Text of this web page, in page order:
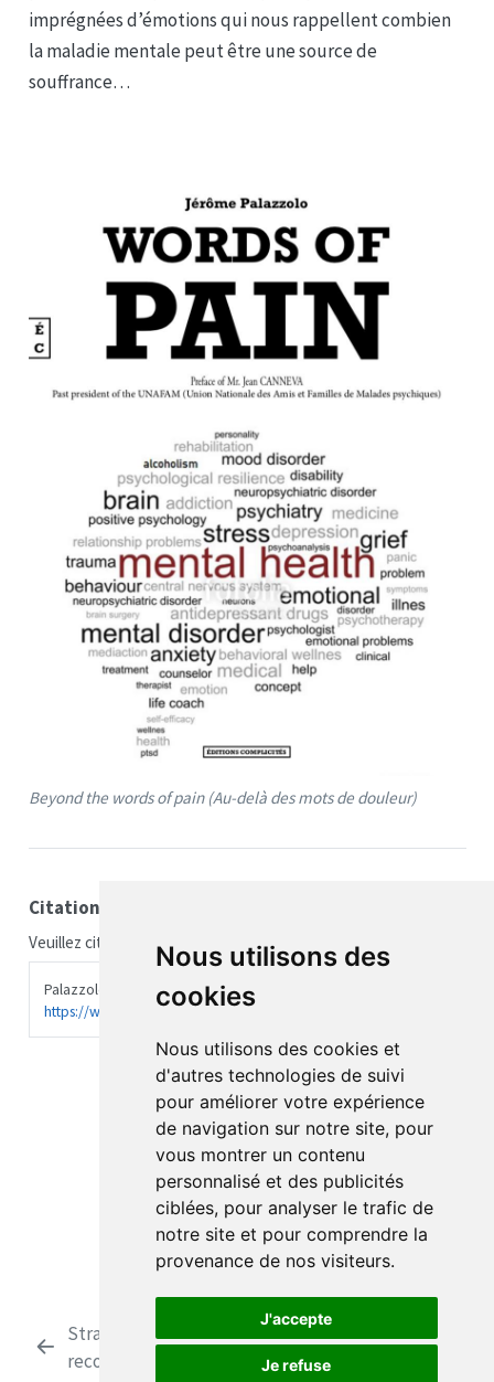
Nous utilisons des
cookies
Nous utilisons des cookies et
d'autres technologies de suivi
pour améliorer votre expérience
de navigation sur notre site, pour
vous montrer un contenu
personnalisé et des publicités
ciblées, pour analyser le trafic de
notre site et pour comprendre la
provenance de nos visiteurs.
J'accepte
Je refuse
imprégnées d’émotions qui nous rappellent combien
la maladie mentale peut être une source de
souffrance…
Beyond the words of pain (Au-delà des mots de douleur)
Citation
Veuillez citer ce travail comme suit :
Palazzolo, Jérôme. 2018.Site du Dr Jérôme Palazzolo
https://www.docteurjeromepalazzolo.fr
Strategies and methods for a fast
recovery
لا